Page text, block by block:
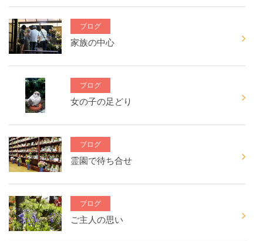
ブログ
家族の中心
ブログ
女の子の足どり
ブログ
霊園で待ち合せ
ブログ
ご主人の思い